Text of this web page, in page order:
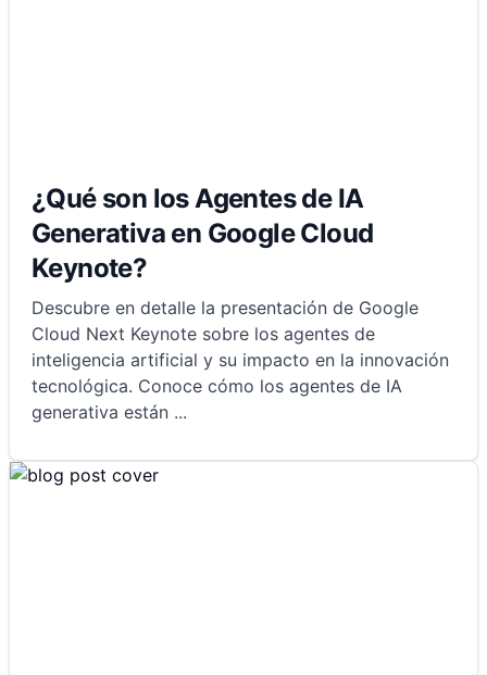
¿Qué son los Agentes de IA
Generativa en Google Cloud
Keynote?
Descubre en detalle la presentación de Google
Cloud Next Keynote sobre los agentes de
inteligencia artificial y su impacto en la innovación
tecnológica. Conoce cómo los agentes de IA
generativa están ...